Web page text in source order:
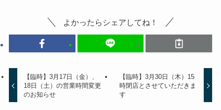
よかったらシェアしてね！
【臨時】3月17日（金）、
18日（土）の営業時間変更
のお知らせ
【臨時】3月30日（木）15
時閉店とさせていただきま
す